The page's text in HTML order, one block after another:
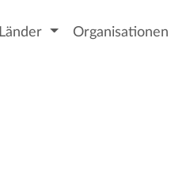
Länder Organisationen